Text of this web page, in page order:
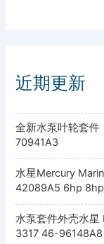
近期更新
全新水泵叶轮套
70941A3
水星Mercury
42089A5 6hp
水泵套件外壳水星
3317 46-96148A8